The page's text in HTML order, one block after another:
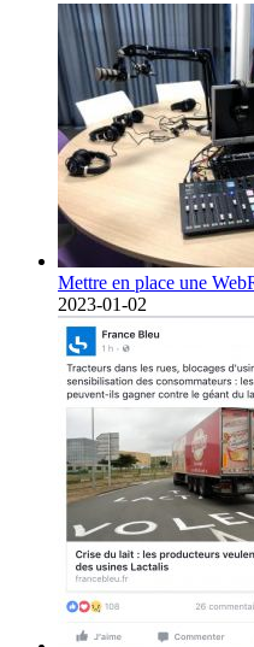
Mettre en place une
2023-01-02